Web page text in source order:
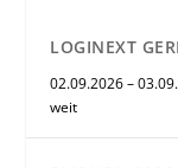
LOGINEXT
02.09.2026 –
weit